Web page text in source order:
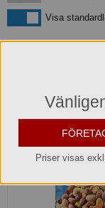
Visa standardläge
Visa
som
Priser visas